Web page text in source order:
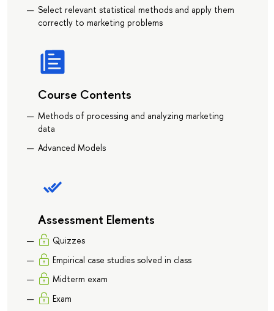
Select relevant statistical methods and apply them
correctly to marketing problems
Course Contents
Methods of processing and analyzing marketing
data
Advanced Models
Assessment Elements
Quizzes
Empirical case studies solved in class
Midterm exam
Exam